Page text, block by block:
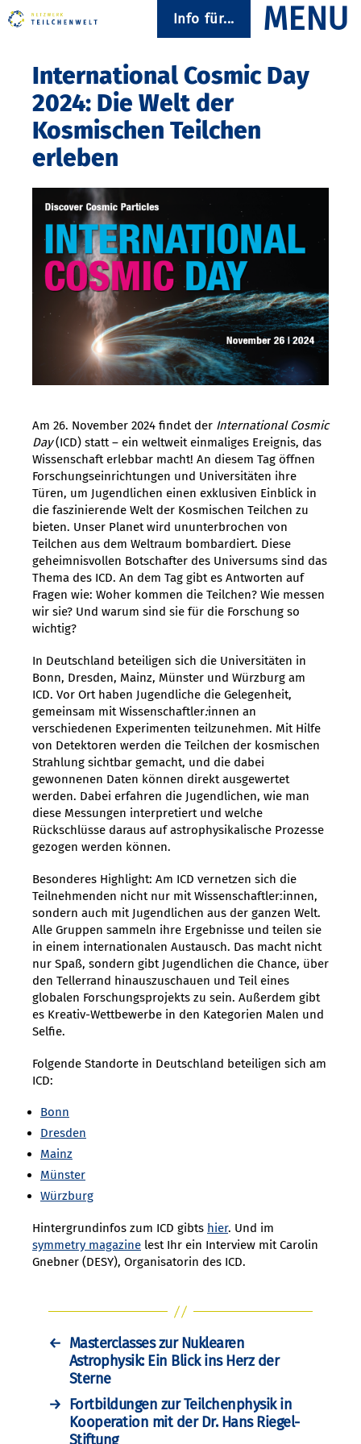
Info für...
International Cosmic Day
2024: Die Welt der
Kosmischen Teilchen
erleben
Am 26. November 2024 findet der International Cosmic
Day(ICD) statt – ein weltweit einmaliges Ereignis, das
Wissenschaft erlebbar macht! An diesem Tag öffnen
Forschungseinrichtungen und Universitäten ihre
Türen, um Jugendlichen einen exklusiven Einblick in
die faszinierende Welt der Kosmischen Teilchen zu
bieten. Unser Planet wird ununterbrochen von
Teilchen aus dem Weltraum bombardiert. Diese
geheimnisvollen Botschafter des Universums sind das
Thema des ICD. An dem Tag gibt es Antworten auf
Fragen wie: Woher kommen die Teilchen? Wie messen
wir sie? Und warum sind sie für die Forschung so
wichtig?
In Deutschland beteiligen sich die Universitäten in
Bonn, Dresden, Mainz, Münster und Würzburg am
ICD. Vor Ort haben Jugendliche die Gelegenheit,
gemeinsam mit Wissenschaftler:innen an
verschiedenen Experimenten teilzunehmen. Mit Hilfe
von Detektoren werden die Teilchen der kosmischen
Strahlung sichtbar gemacht, und die dabei
gewonnenen Daten können direkt ausgewertet
werden. Dabei erfahren die Jugendlichen, wie man
diese Messungen interpretiert und welche
Rückschlüsse daraus auf astrophysikalische Prozesse
gezogen werden können.
Besonderes Highlight: Am ICD vernetzen sich die
Teilnehmenden nicht nur mit Wissenschaftler:innen,
sondern auch mit Jugendlichen aus der ganzen Welt.
Alle Gruppen sammeln ihre Ergebnisse und teilen sie
in einem internationalen Austausch. Das macht nicht
nur Spaß, sondern gibt Jugendlichen die Chance, über
den Tellerrand hinauszuschauen und Teil eines
globalen Forschungsprojekts zu sein. Außerdem gibt
es Kreativ-Wettbewerbe in den Kategorien Malen und
Selfie.
Folgende Standorte in Deutschland beteiligen sich am
ICD:
Bonn
Dresden
Mainz
Münster
Würzburg
Hintergrundinfos zum ICD gibts hier. Und im
symmetry magazine lest Ihr ein Interview mit Carolin
Gnebner (DESY), Organisatorin des ICD.
← Masterclasses zur Nuklearen
Astrophysik: Ein Blick ins Herz der
Sterne
→ Fortbildungen zur Teilchenphysik in
Kooperation mit der Dr. Hans Riegel-
Stiftung